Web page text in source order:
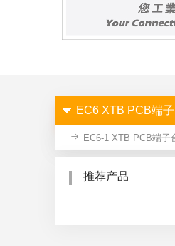
EC6 XTB PCB端
EC6-1 XTB PCB端子
推荐产品